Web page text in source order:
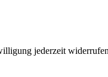
jederzeit